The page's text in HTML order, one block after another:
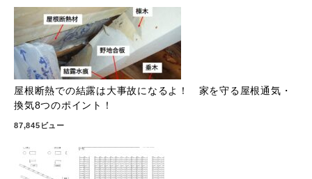
屋根断熱での結露は大事故になるよ！ 家を守る屋根通気・
換気8つのポイント！
87,845ビュー